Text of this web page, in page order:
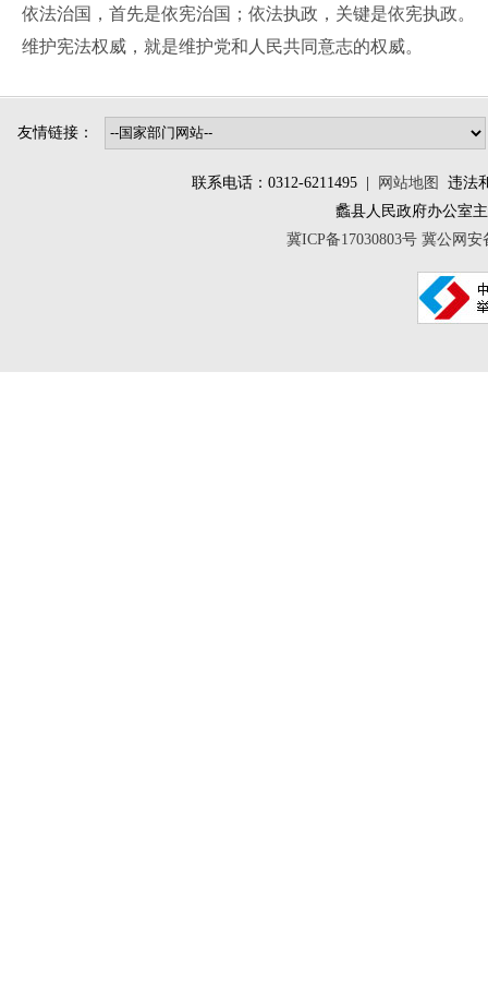
依法治国，首先是依宪治国；依法执政，关键是依宪执政。
维护宪法权威，就是维护党和人民共同意志的权威。
友情链接：
联系电话：0312-6211495 | 网站地图
违法
蠡县人民政府办公
冀ICP备17030803号 冀公网安